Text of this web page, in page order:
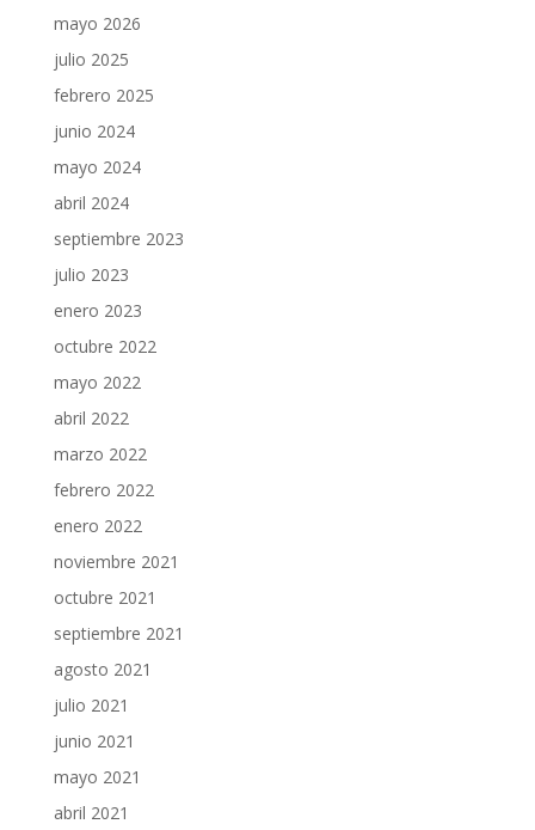
mayo 2026
julio 2025
febrero 2025
junio 2024
mayo 2024
abril 2024
septiembre 2023
julio 2023
enero 2023
octubre 2022
mayo 2022
abril 2022
marzo 2022
febrero 2022
enero 2022
noviembre 2021
octubre 2021
septiembre 2021
agosto 2021
julio 2021
junio 2021
mayo 2021
abril 2021